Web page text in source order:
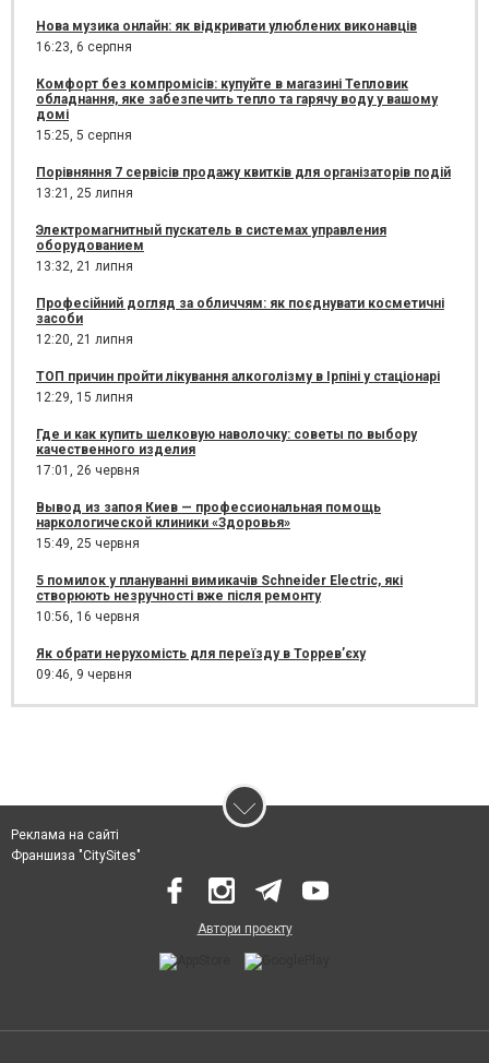
Нова музика онлайн: як відкривати улюблених виконавців
16:23, 6 серпня
Комфорт без компромісів: купуйте в магазині Тепловик
обладнання, яке забезпечить тепло та гарячу воду у вашому
домі
15:25, 5 серпня
Порівняння 7 сервісів продажу квитків для організаторів подій
13:21, 25 липня
Электромагнитный пускатель в системах управления
оборудованием
13:32, 21 липня
Професійний догляд за обличчям: як поєднувати косметичні
засоби
12:20, 21 липня
ТОП причин пройти лікування алкоголізму в Ірпіні у стаціонарі
12:29, 15 липня
Где и как купить шелковую наволочку: советы по выбору
качественного изделия
17:01, 26 червня
Вывод из запоя Киев — профессиональная помощь
наркологической клиники «Здоровья»
15:49, 25 червня
5 помилок у плануванні вимикачів Schneider Electric, які
створюють незручності вже після ремонту
10:56, 16 червня
Як обрати нерухомість для переїзду в Торрев’єху
09:46, 9 червня
Реклама на сайті
Франшиза "CitySites"
Автори проєкту